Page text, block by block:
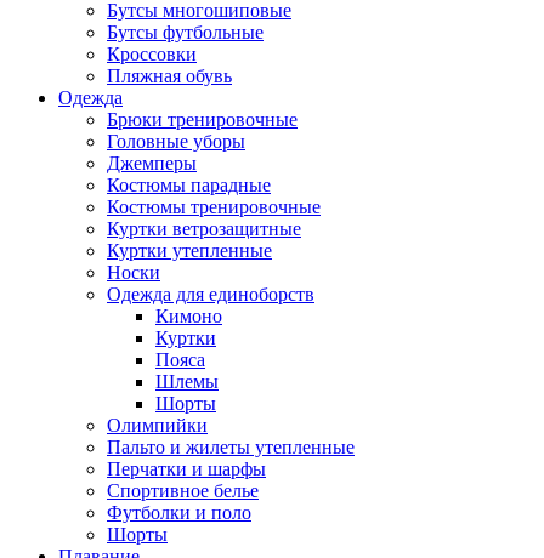
Бутсы многошиповые
Бутсы футбольные
Кроссовки
Пляжная обувь
Одежда
Брюки тренировочные
Головные уборы
Джемперы
Костюмы парадные
Костюмы тренировочные
Куртки ветрозащитные
Куртки утепленные
Носки
Одежда для единоборств
Кимоно
Куртки
Пояса
Шлемы
Шорты
Олимпийки
Пальто и жилеты утепленные
Перчатки и шарфы
Спортивное белье
Футболки и поло
Шорты